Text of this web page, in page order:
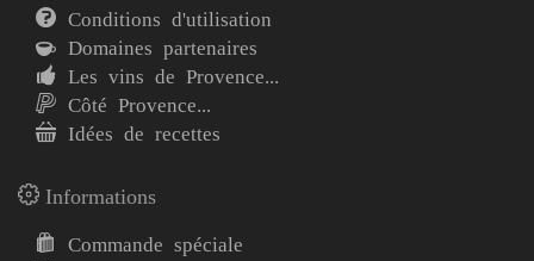
Conditions d'utilisation
Domaines partenaires
Les vins de Provence...
Côté Provence...
Idées de recettes
Informations
Commande spéciale